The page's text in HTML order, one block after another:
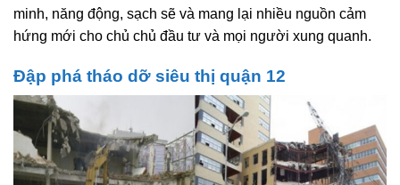
minh, năng động, sạch sẽ và mang lại nhiều nguồn cảm
hứng mới cho chủ chủ đầu tư và mọi người xung quanh.
Đập phá tháo dỡ siêu thị quận 12